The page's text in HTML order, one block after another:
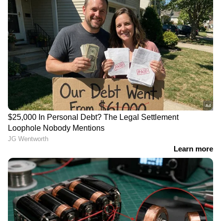
മെക്ക കരാർ: സംയുക്ത
പ്രതിരോധ സഖ്യമായി
സൗദിയും പാകിസ്‌താനും
തുർക്കിയും; ഇന്ത്യയെ
ബാധിക്കുന്നതെങ്ങനെ?
പുതിയ പ്രതിരോധ
കരാറിൽ ഒപ്പിട്ട് സൗദിയും
പാകിസ്ഥാനും തുർക്കിയും;
സസൂക്ഷ്മം നിരീക്ഷിച്ച്
ഇന്ത്യ
തായ്‌ലൻഡിലെ സ്‌കൂളിൽ
14-കാരനായ വിദ്യാർത്ഥി
26 റൗണ്ട് വെടിയുതിർത്തു;
മൂന്ന് അധ്യാപകരും മൂന്ന്
അധ്യാപകരെ അടക്കം
ഏഴുപേരെ കൊന്ന്
വിദ്യാർത്ഥി ജീവനൊടുക്കി;
സംഭവം തായ്‌ലൻഡിൽ